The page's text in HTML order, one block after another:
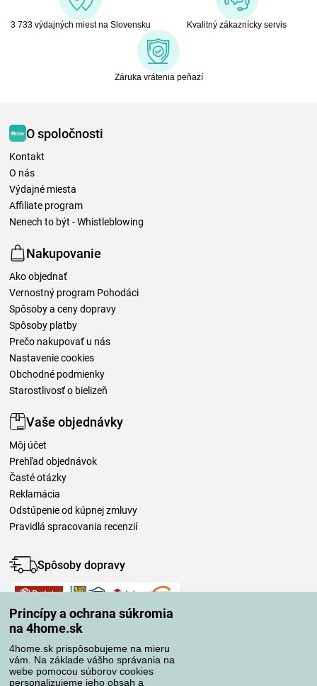
Princípy a ochrana súkromia
na 4home.sk
4home.sk prispôsobujeme na mieru
vám. Na základe vášho správania na
webe pomocou súborov cookies
personalizujeme jeho obsah a
3 733 výdajných miest na Slovensku Kvalitný zákaznícky servis
Záruka vrátenia peňazí
O spoločnosti
Kontakt
O nás
Výdajné miesta
Affiliate program
Nenech to být - Whistleblowing
Nakupovanie
Ako objednať
Vernostný program Pohodáci
Spôsoby a ceny dopravy
Spôsoby platby
Prečo nakupovať u nás
Nastavenie cookies
Obchodné podmienky
Starostlivosť o bielizeň
Vaše objednávky
Môj účet
Prehľad objednávok
Časté otázky
Reklamácia
Odstúpenie od kúpnej zmluvy
Pravidlá spracovania recenzií
Spôsoby dopravy
Spôsoby platby
Spoľahlivý obchod